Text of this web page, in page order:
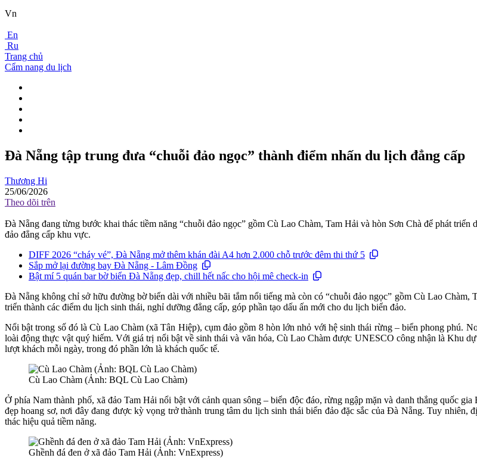
Vn
En
Ru
Trang chủ
Cẩm nang du lịch
Đà Nẵng tập trung đưa “chuỗi đảo ngọc” thành điểm nhấn du lịch đẳng cấp
Thương Hi
25/06/2026
Theo dõi trên
Đà Nẵng đang từng bước khai thác tiềm năng “chuỗi đảo ngọc” gồm Cù Lao Chàm, Tam Hải và hòn Sơn Chà để phát
đảo đẳng cấp khu vực.
DIFF 2026 “cháy vé”, Đà Nẵng mở thêm khán đài A4 hơn 2.000 chỗ trước đêm thi thứ 5
Sắp mở lại đường bay Đà Nẵng - Lâm Đồng
Bật mí 5 quán bar bờ biển Đà Nẵng đẹp, chill hết nấc cho hội mê check-in
Đà Nẵng không chỉ sở hữu đường bờ biển dài với nhiều bãi tắm nổi tiếng mà còn có “chuỗi đảo ngọc” gồm Cù Lao
triển thành các điểm du lịch sinh thái, nghỉ dưỡng đẳng cấp, góp phần tạo dấu ấn mới cho du lịch biển đảo.
Nổi bật trong số đó là Cù Lao Chàm (xã Tân Hiệp), cụm đảo gồm 8 hòn lớn nhỏ với hệ sinh thái rừng – biển phong phú.
loài động thực vật quý hiếm. Với giá trị nổi bật về sinh thái và văn hóa, Cù Lao Chàm được UNESCO công nhận là Khu
lượt khách mỗi ngày, trong đó phần lớn là khách quốc tế.
Cù Lao Chàm (Ảnh: BQL Cù Lao Chàm)
Ở phía Nam thành phố, xã đảo Tam Hải nổi bật với cảnh quan sông – biển độc đáo, rừng ngập mặn và danh thắng quốc
đẹp hoang sơ, nơi đây đang được kỳ vọng trở thành trung tâm du lịch sinh thái biển đảo đặc sắc của Đà Nẵng. Tuy nhiên,
thác hiệu quả tiềm năng.
Ghềnh đá đen ở xã đảo Tam Hải (Ảnh: VnExpress)